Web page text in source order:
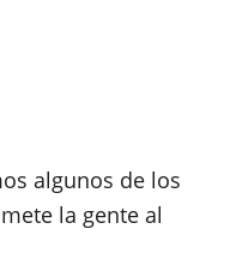
algunos de los
la gente al